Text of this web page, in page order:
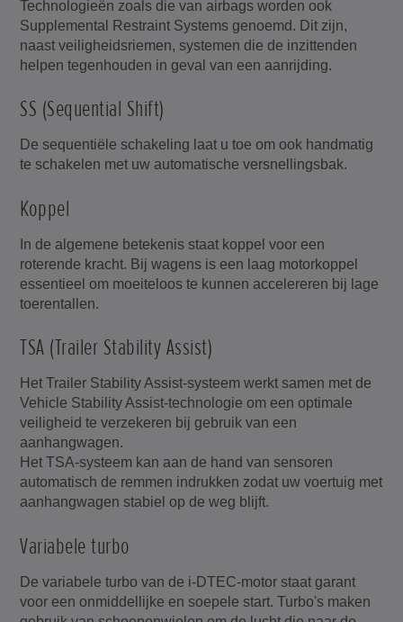
Technologieën zoals die van airbags worden ook
Supplemental Restraint Systems genoemd. Dit zijn,
naast veiligheidsriemen, systemen die de inzittenden
helpen tegenhouden in geval van een aanrijding.
SS (Sequential Shift)
De sequentiële schakeling laat u toe om ook handmatig
te schakelen met uw automatische versnellingsbak.
Koppel
In de algemene betekenis staat koppel voor een
roterende kracht. Bij wagens is een laag motorkoppel
essentieel om moeiteloos te kunnen accelereren bij lage
toerentallen.
TSA (Trailer Stability Assist)
Het Trailer Stability Assist-systeem werkt samen met de
Vehicle Stability Assist-technologie om een optimale
veiligheid te verzekeren bij gebruik van een
aanhangwagen.
Het TSA-systeem kan aan de hand van sensoren
automatisch de remmen indrukken zodat uw voertuig met
aanhangwagen stabiel op de weg blijft.
Variabele turbo
De variabele turbo van de i-DTEC-motor staat garant
voor een onmiddellijke en soepele start. Turbo's maken